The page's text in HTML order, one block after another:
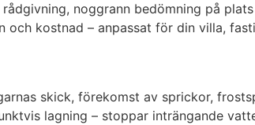
noggrann bedömning på
kostnad – anpassat för din villa,
skick, förekomst av sprickor,
lagning – stoppar inträngande